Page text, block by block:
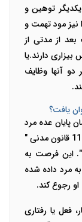
توهین و
نیز مود تهمت و
از مدتی از
دارند.یا
دو آنها وظایف
یافت؟
پایان عده مرد
می تواند به همسر خود رجوع کند. طبق ماده 1148 قانون مدنی "
این فرصت به
مرد داده شده
رجوع کند.
فعل یا رفتاری